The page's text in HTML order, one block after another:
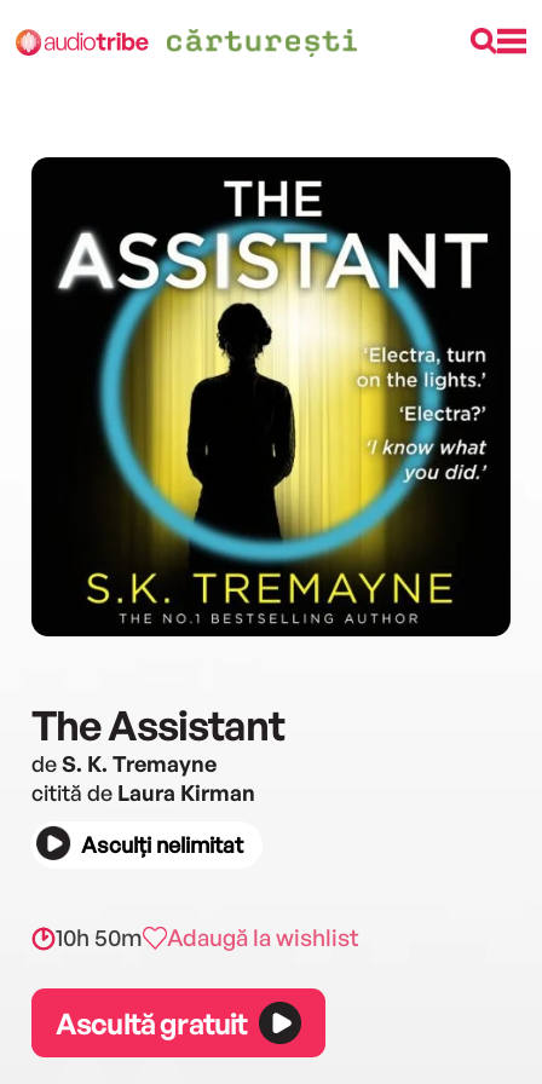
The Assistant
deS. K. Tremayne
citită de Laura Kirman
Asculți nelimitat
10h 50m Adaugă la wishlist
Ascultă gratuit